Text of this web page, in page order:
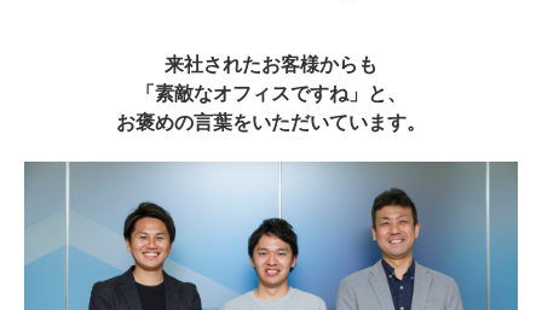
来社されたお客様からも
「素敵なオフィスですね」と、
お褒めの言葉をいただいています。